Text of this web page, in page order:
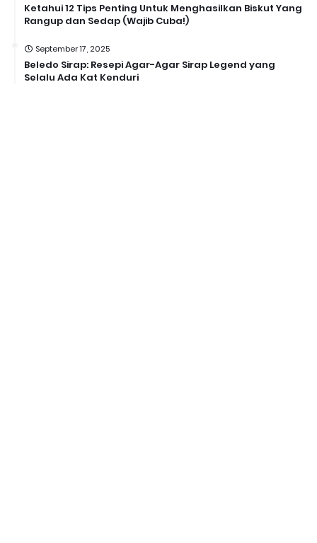
Ketahui 12 Tips Penting Untuk Menghasilkan Biskut Yang
Rangup dan Sedap (Wajib Cuba!)
September 17, 2025
Beledo Sirap: Resepi Agar-Agar Sirap Legend yang
Selalu Ada Kat Kenduri